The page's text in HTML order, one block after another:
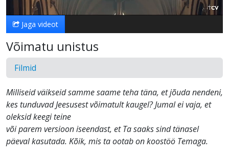
Jaga videot
Võimatu unistus
Filmid
Milliseid väikseid samme saame teha täna, et jõuda nendeni,
kes tunduvad Jeesusest võimatult kaugel? Jumal ei vaja, et
oleksid keegi teine
või parem versioon iseendast, et Ta saaks sind tänasel
päeval kasutada. Kõik, mis ta ootab on koostöö Temaga.